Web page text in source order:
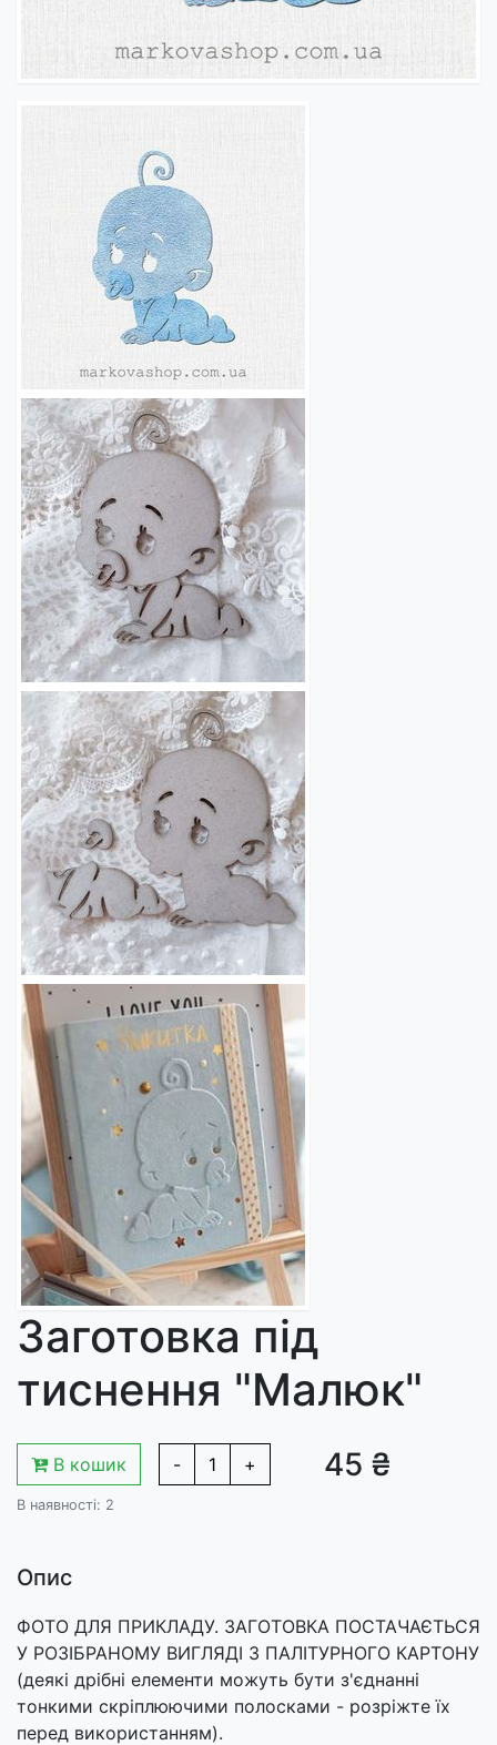
Заготовка під
тиснення "Малюк"
В кошик - 1 + 45 ₴
В наявності: 2
Опис
ФОТО ДЛЯ ПРИКЛАДУ. ЗАГОТОВКА ПОСТАЧАЄТЬСЯ
У РОЗІБРАНОМУ ВИГЛЯДІ З ПАЛІТУРНОГО КАРТОНУ
(деякі дрібні елементи можуть бути з'єднанні
тонкими скріплюючими полосками - розріжте їх
перед використанням).